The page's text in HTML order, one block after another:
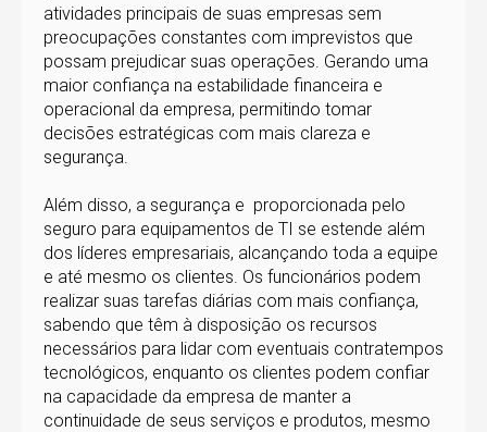
atividades principais de suas empresas sem
preocupações constantes com imprevistos que
possam prejudicar suas operações. Gerando uma
maior confiança na estabilidade financeira e
operacional da empresa, permitindo tomar
decisões estratégicas com mais clareza e
segurança.
Além disso, a segurança e proporcionada pelo
seguro para equipamentos de TI se estende além
dos líderes empresariais, alcançando toda a equipe
e até mesmo os clientes. Os funcionários podem
realizar suas tarefas diárias com mais confiança,
sabendo que têm à disposição os recursos
necessários para lidar com eventuais contratempos
tecnológicos, enquanto os clientes podem confiar
na capacidade da empresa de manter a
continuidade de seus serviços e produtos, mesmo